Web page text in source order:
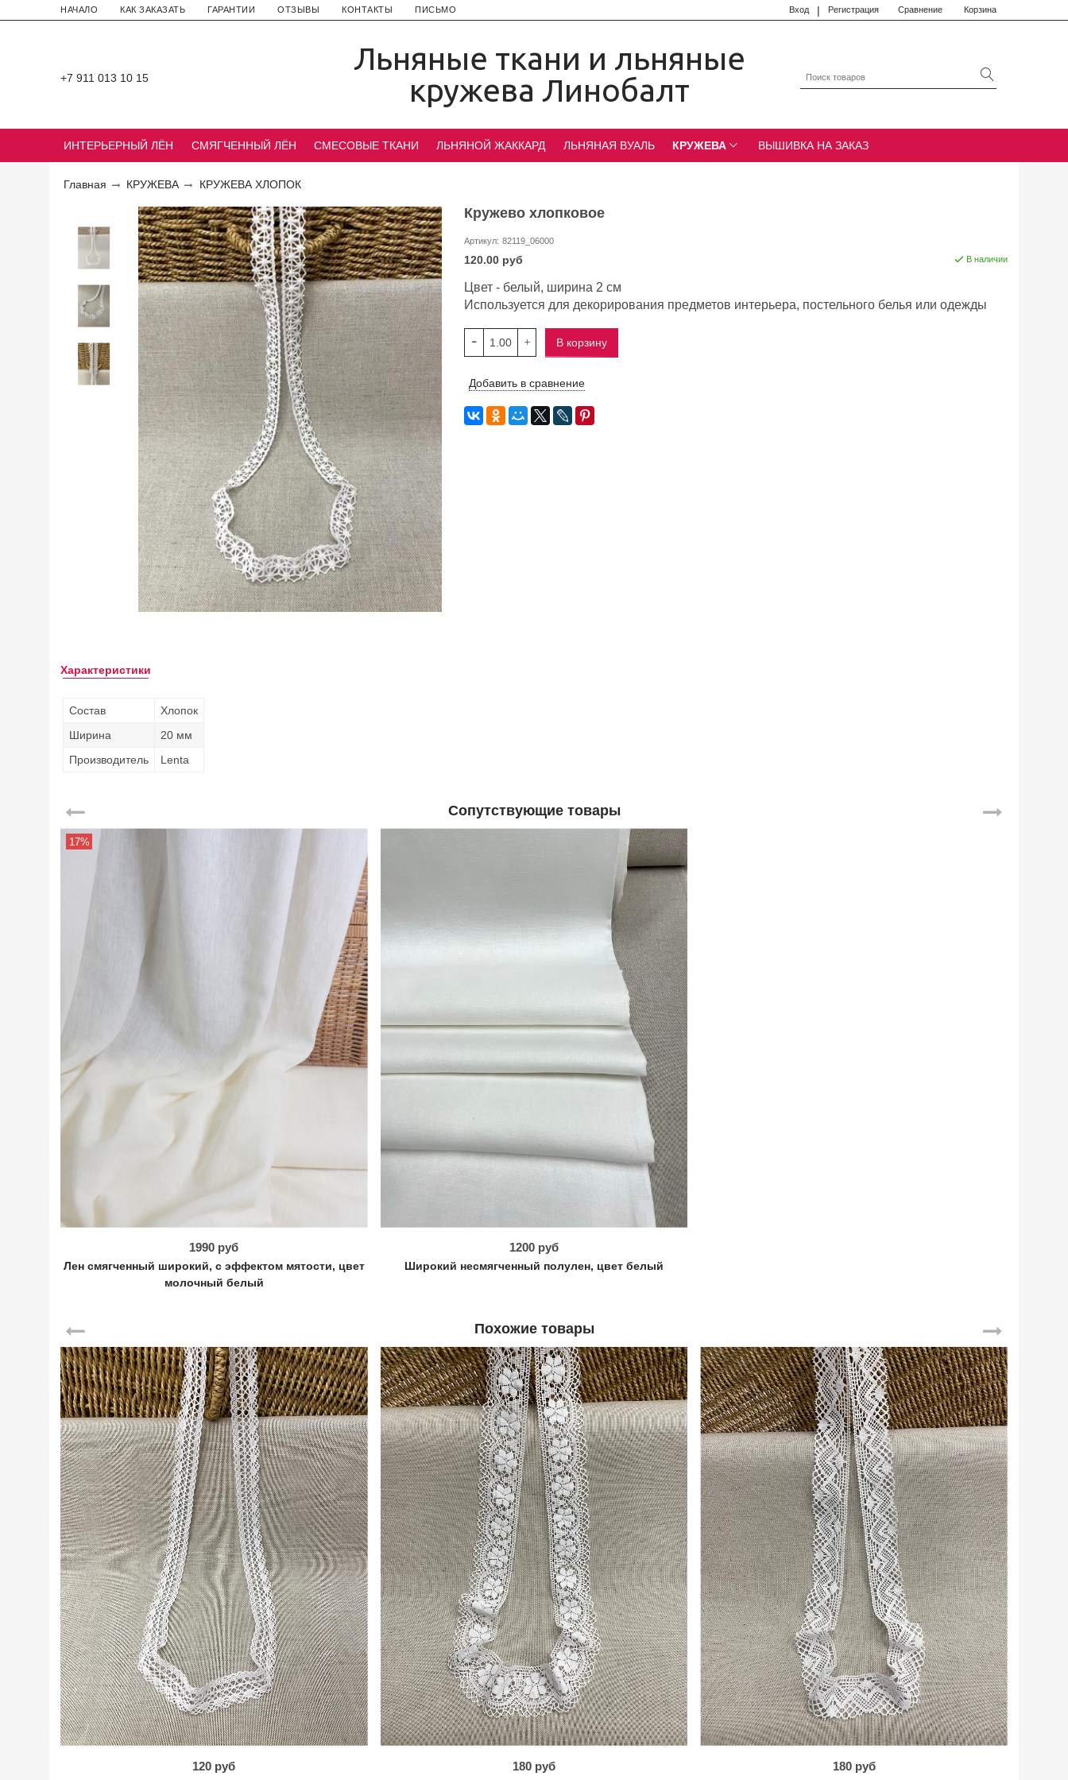
НАЧАЛО КАК ЗАКАЗАТЬ ГАРАНТИИ ОТЗЫВЫ КОНТАКТЫ ПИСЬМО Вход | Регистрация Сравнение Корзина
+7 911 013 10 15
Льняные ткани и льняные
кружева Линобалт
ИНТЕРЬЕРНЫЙ ЛЁН СМЯГЧЕННЫЙ ЛЁН СМЕСОВЫЕ ТКАНИ ЛЬНЯНОЙ ЖАККАРД ЛЬНЯНАЯ ВУАЛЬ КРУЖЕВА ВЫШИВКА НА ЗАКАЗ
Главная КРУЖЕВА КРУЖЕВА ХЛОПОК
Кружево хлопковое
Артикул: 82119_06000
120.00 руб В наличии
Цвет - белый, ширина 2 см
Используется для декорирования предметов интерьера, постельного белья или одежды
В корзину
Добавить в сравнение
Характеристики
Состав
Хлопок
Ширина
20 мм
Производитель
Lenta
Сопутствующие товары
17%
1990 руб
Лен смягченный широкий, с эффектом мятости, цвет
молочный белый
1200 руб
Широкий несмягченный полулен, цвет белый
Похожие товары
120 руб 180 руб 180 руб